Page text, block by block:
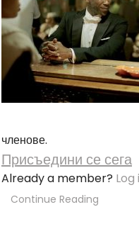
членове.
Присъедини се сега
Already a member? Log
Continue Reading